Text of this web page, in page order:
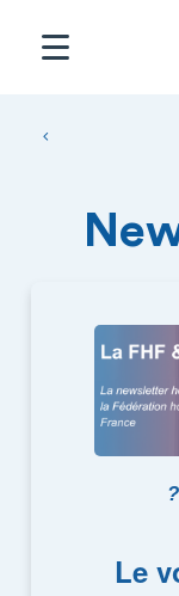
Fil d'Ariane
Panneau de